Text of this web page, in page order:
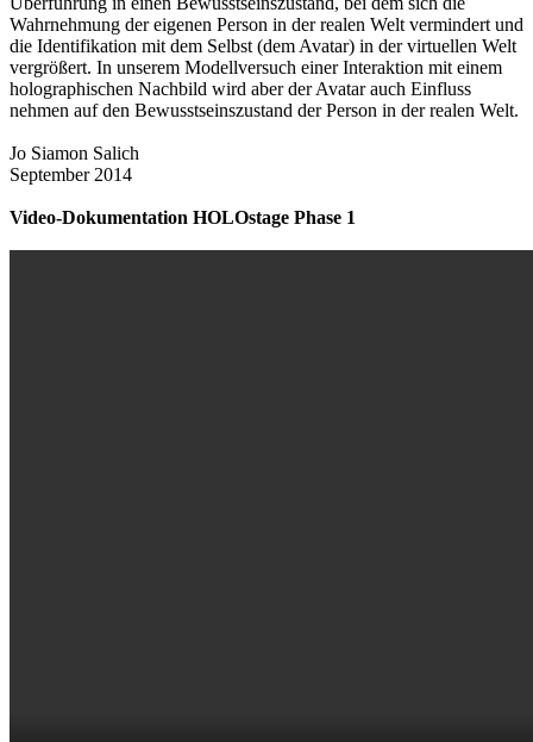
Wahrnehmung der eigenen Person in der realen Welt vermindert und
die Identifikation mit dem Selbst (dem Avatar) in der virtuellen Welt
vergrößert. In unserem Modellversuch einer Interaktion mit einem
holographischen Nachbild wird aber der Avatar auch Einfluss
nehmen auf den Bewusstseinszustand der Person in der realen Welt.
Jo Siamon Salich
September 2014
Video-Dokumentation HOLOstage Phase 1